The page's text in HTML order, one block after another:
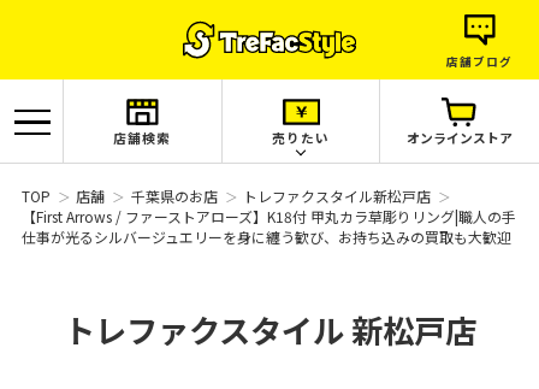
店舗ブログ
店舗検索 売りたい オンラインストア
TOP 店舗 千葉県のお店
トレファクスタイル新松戸店
【First Arrows / ファーストアローズ】K18付 甲丸カラ草彫りリング|職人の手
仕事が光るシルバージュエリーを身に纏う歓び、お持ち込みの買取も大歓迎
トレファクスタイル新松戸店